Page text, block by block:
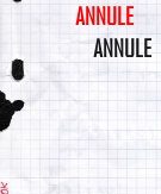
ANNULE
ANNULE